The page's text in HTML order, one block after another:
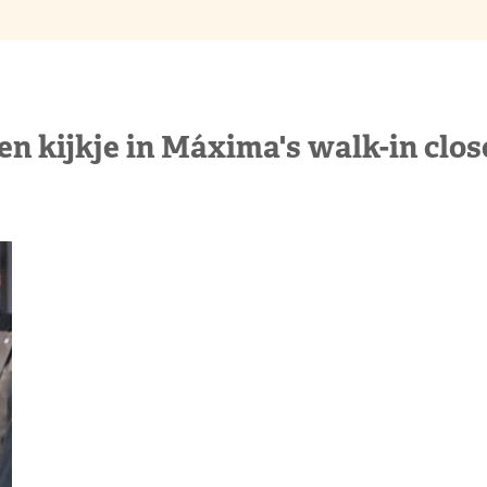
kijkje in Máxima's walk-in